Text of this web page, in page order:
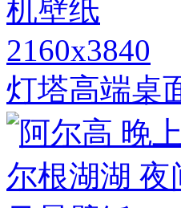
2160x3840
灯塔高端桌